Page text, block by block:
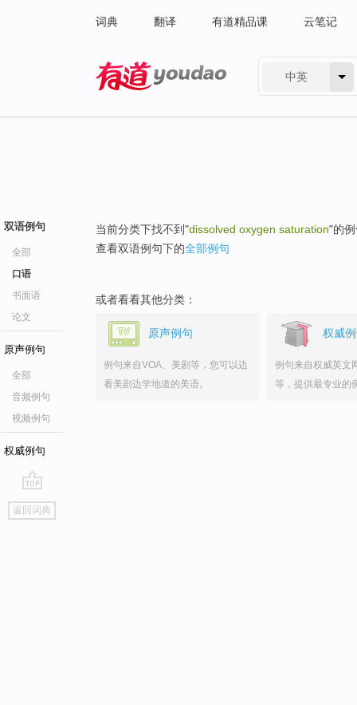
词典 翻译 有道精品课 云笔记
中英
双语例句
全部
口语
书面语
论文
原声例句
全部
音频例句
视频例句
权威例句
go
top
返回词典
当前分类下找不到"dissolved oxygen saturation"的
查看双语例句下的全部例句
或者看看其他分类：
原声例句
例句来自VOA、美剧等，您可以边
看美剧边学地道的美语。
权威
例句来自权威英文
等，提供最专业的